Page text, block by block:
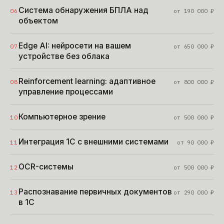
06 Система обнаружения БПЛА над
объектом
от 190 000₽
07 Edge AI: нейросети на вашем
устройстве без облака
от 650 000₽
08 Reinforcement learning: адаптивное
управление процессами
от 800 000₽
10 Компьютерное зрение от 500 000₽
11 Интеграция 1С с внешними системами от 90 000₽
12 OCR-системы от 500 000₽
13 Распознавание первичных документов
в 1С
от 290 000₽